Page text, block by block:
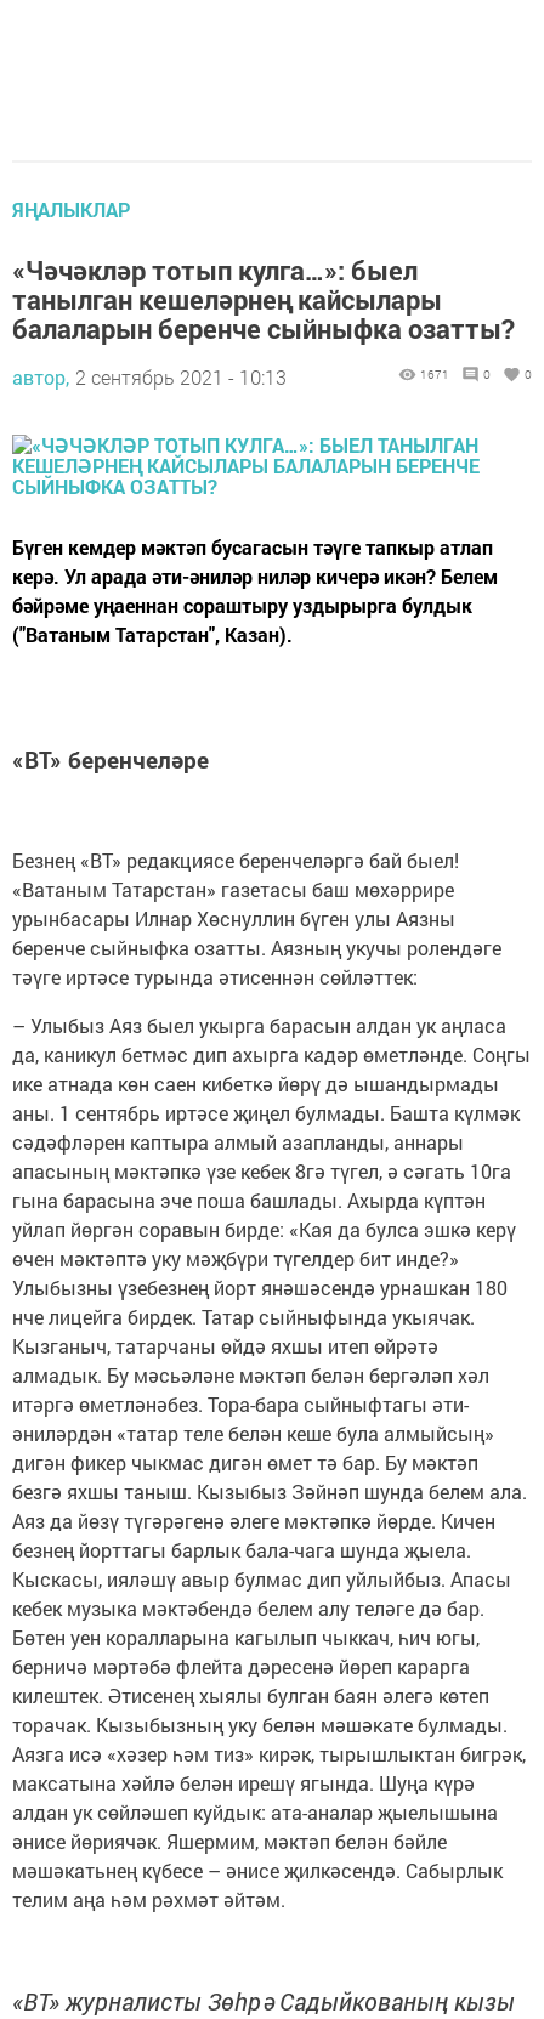
ЯҢАЛЫКЛАР
«Чәчәкләр тотып кулга…»: быел
танылган кешеләрнең кайсылары
балаларын беренче сыйныфка озатты?
автор, 2 сентябрь 2021 - 10:13 1671 0 0
Бүген кемдер мәктәп бусагасын тәүге тапкыр атлап
керә. Ул арада әти-әниләр ниләр кичерә икән? Белем
бәйрәме уңаеннан сораштыру уздырырга булдык
("Ватаным Татарстан", Казан).
«ВТ» беренчеләре
Безнең «ВТ» редакциясе беренчеләргә бай быел!
«Ватаным Татарстан» газетасы баш мөхәррире
урынбасары Илнар Хөснуллин бүген улы Аязны
беренче сыйныфка озатты. Аязның укучы ролендәге
тәүге иртәсе турында әтисеннән сөйләттек:
– Улыбыз Аяз быел укырга барасын алдан ук аңласа
да, каникул бетмәс дип ахырга кадәр өметләнде. Соңгы
ике атнада көн саен кибеткә йөрү дә ышандырмады
аны. 1 сентябрь иртәсе җиңел булмады. Башта күлмәк
сәдәфләрен каптыра алмый азапланды, аннары
апасының мәктәпкә үзе кебек 8гә түгел, ә сәгать 10га
гына барасына эче поша башлады. Ахырда күптән
уйлап йөргән соравын бирде: «Кая да булса эшкә керү
өчен мәктәптә уку мәҗбүри түгелдер бит инде?»
Улыбызны үзебезнең йорт янәшәсендә урнашкан 180
нче лицейга бирдек. Татар сыйныфында укыячак.
Кызганыч, татарчаны өйдә яхшы итеп өйрәтә
алмадык. Бу мәсьәләне мәктәп белән бергәләп хәл
итәргә өметләнәбез. Тора-бара сыйныфтагы әти-
әниләрдән «татар теле белән кеше була алмыйсың»
дигән фикер чыкмас дигән өмет тә бар. Бу мәктәп
безгә яхшы таныш. Кызыбыз Зәйнәп шунда белем ала.
Аяз да йөзү түгәрәгенә әлеге мәктәпкә йөрде. Кичен
безнең йорттагы барлык бала-чага шунда җыела.
Кыскасы, ияләшү авыр булмас дип уйлыйбыз. Апасы
кебек музыка мәктәбендә белем алу теләге дә бар.
Бөтен уен коралларына кагылып чыккач, һич югы,
берничә мәртәбә флейта дәресенә йөреп карарга
килештек. Әтисенең хыялы булган баян әлегә көтеп
торачак. Кызыбызның уку белән мәшәкате булмады.
Аязга исә «хәзер һәм тиз» кирәк, тырышлыктан бигрәк,
максатына хәйлә белән ирешү ягында. Шуңа күрә
алдан ук сөйләшеп куйдык: ата-аналар җыелышына
әнисе йөриячәк. Яшермим, мәктәп белән бәйле
мәшәкатьнең күбесе – әнисе җилкәсендә. Сабырлык
телим аңа һәм рәхмәт әйтәм.
«ВТ» журналисты Зөһрә Садыйкованың кызы